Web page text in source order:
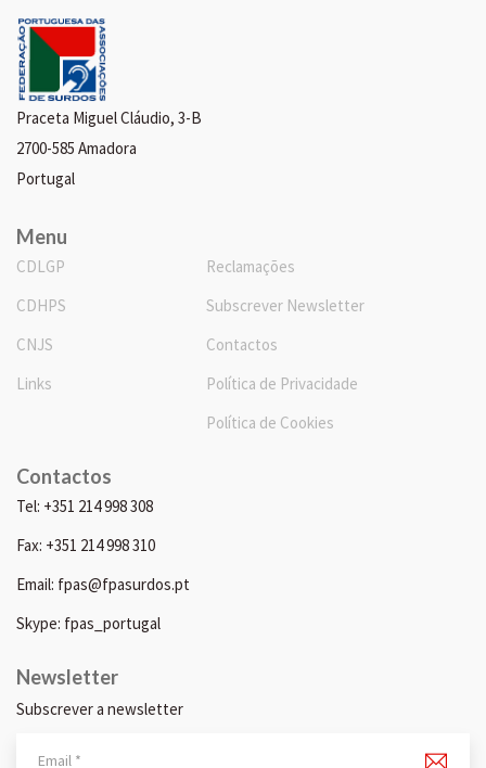
Praceta Miguel Cláudio, 3-B
2700-585 Amadora
Portugal
Menu
CDLGP
CDHPS
CNJS
Links
Reclamações
Subscrever Newsletter
Contactos
Política de Privacidade
Política de Cookies
Contactos
Tel: +351 214 998 308
Fax: +351 214 998 310
Email: fpas@fpasurdos.pt
Skype: fpas_portugal
Newsletter
Subscrever a newsletter